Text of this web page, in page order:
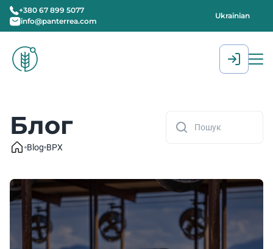
+380 67 899 5077
info@panterrea.com
Ukrainian
Блог
Blog BPX